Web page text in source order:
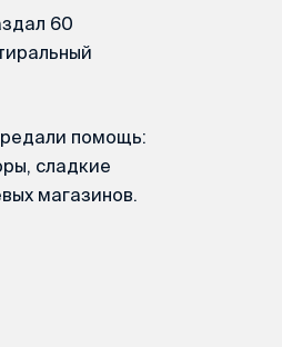
60
помощь:
сладкие
магазинов.